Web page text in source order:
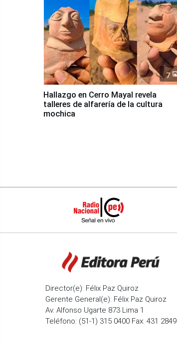
7
Hallazgo en Cerro Mayal revela
talleres de alfarería de la cultura
mochica
Director(e): Félix Paz Quiroz
Gerente General(e): Félix Paz Quiroz
Av. Alfonso Ugarte 873 Lima 1
Teléfono: (51-1) 315 0400 Fax: 431 2849